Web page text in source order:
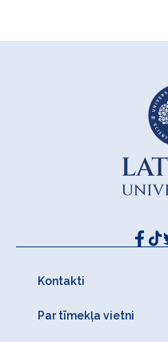
Kontakti
Par tīmekļa vietni